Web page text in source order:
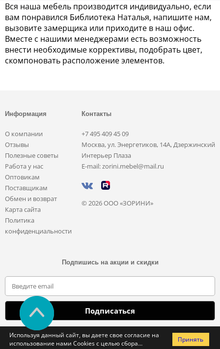
Вся наша мебель производится индивидуально, если
вам понравился Библиотека Наталья, напишите нам,
вызовите замерщика или приходите в наш офис.
Вместе с нашими менеджерами есть возможность
внести необходимые коррективы, подобрать цвет,
скомпоновать расположение элементов.
Информация
О компании
Отзывы
Полезные советы
Работа у нас
Оптовикам
Поставщикам
Обмен и возврат
Карта сайта
Политика
конфиденциальности
Контакты
+7 495 409 45 09
Москва, ул. Энергетиков, 14А, Дзержинский
Интерьер Плаза
E-mail: zorini.mebel@mail.ru
© 2026 ООО «ЗОРИНИ»
Подпишись на акции и скидки
Отправляя свои данные, вы соглашаетесь с политикой обработки
персональных данных
Используя данный сайт, вы даете свое согласие на
использование нами Cookies с целью сбора
Принять